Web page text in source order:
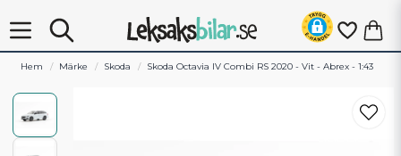
Hem Märke Skoda Skoda Octavia IV Combi RS 2020 - Vit - Abrex - 1:43